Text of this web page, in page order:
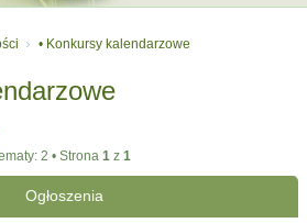
• Konkursy kalendarzowe
2 • Strona 1z 1
Ogłoszenia